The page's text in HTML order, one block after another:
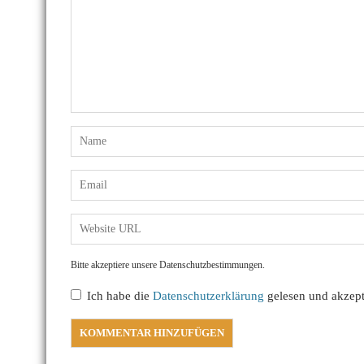
Bitte akzeptiere unsere Datenschutzbestimmungen.
Ich habe die Datenschutzerklärung gelesen und